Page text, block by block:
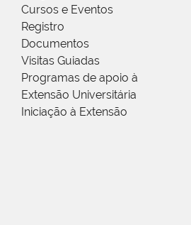
Cursos e Eventos
Registro
Documentos
Visitas Guiadas
Programas de apoio à
Extensão Universitária
Iniciação à Extensão